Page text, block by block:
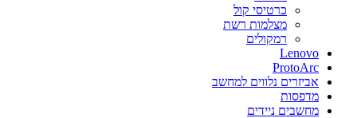
כרטיסי קול
מצלמות רשת
רמקולים
Lenovo
ProtoArc
אביזרים נלווים למחשב
מדפסות
מחשבים ניידים